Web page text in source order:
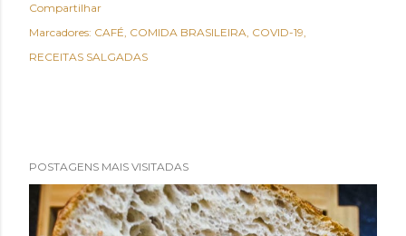
Compartilhar
Marcadores: CAFÉ COMIDA BRASILEIRA COVID-19
RECEITAS SALGADAS
POSTAGENS MAIS VISITADAS